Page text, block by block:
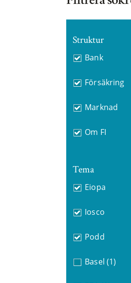
Struktur
Bank
Försäkring
Marknad
Om FI
Tema
Eiopa
Iosco
Podd
Basel (1)